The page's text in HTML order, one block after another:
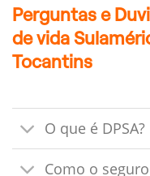
Perguntas e
de vida
Tocantins
O que é DPSA?
Como o